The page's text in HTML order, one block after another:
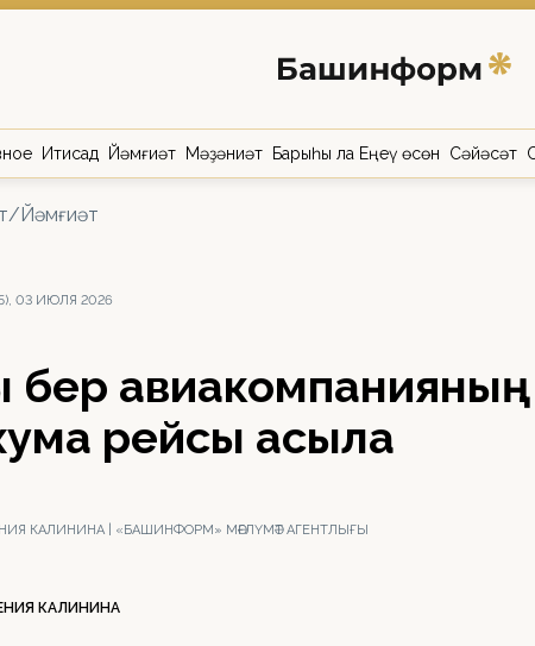
Иҡтисад Йәмғиәт Мәҙәниәт Барыһы ла Еңеү өсөн Сәйәсәт
/Йәмғиәт
03 ИЮЛЯ 2026
бер
рейсы асыла
КАЛИНИНА | «БАШИНФОРМ» МӘҒЛҮМӘТ АГЕНТЛЫҒЫ
КАЛИНИНА